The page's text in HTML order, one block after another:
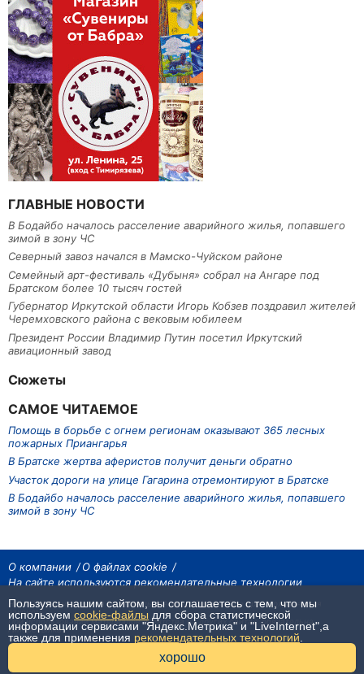
ГЛАВНЫЕ НОВОСТИ
В Бодайбо началось расселение аварийного жилья, попавшего
зимой в зону ЧС
Северный завоз начался в Мамско-Чуйском районе
Семейный арт-фестиваль «Дубыня» собрал на Ангаре под
Братском более 10 тысяч гостей
Губернатор Иркутской области Игорь Кобзев поздравил жителей
Черемховского района с вековым юбилеем
Президент России Владимир Путин посетил Иркутский
авиационный завод
Сюжеты
САМОЕ ЧИТАЕМОЕ
Помощь в борьбе с огнем регионам оказывают 365 лесных
пожарных Приангарья
В Братске жертва аферистов получит деньги обратно
Участок дороги на улице Гагарина отремонтируют в Братске
В Бодайбо началось расселение аварийного жилья, попавшего
зимой в зону ЧС
О компании
О файлах cookie
На сайте используются рекомендательные технологии
На сайте размещаются материалы ИА «Наш Север». Все права охраняются
законом.
При использовании материалов агентства на других сайтах, обязательна
гиперссылка.
Пользуясь нашим сайтом, вы соглашаетесь с тем, что мы
используем cookie-файлы для сбора статистической
информации сервисами "Яндекс.Метрика" и "LiveInternet",а
также для применения рекомендательных технологий
хорошо